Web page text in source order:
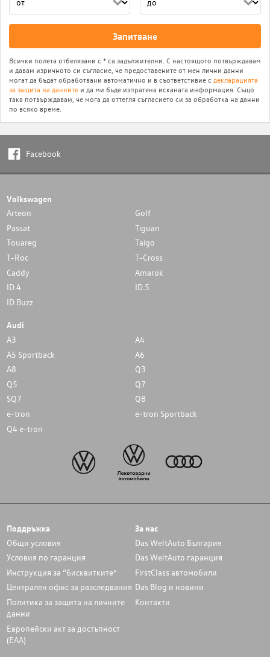
Запитване
Всички полета отбелязани с * са задължителни. С настоящото потвърждавам
и давам изричното си съгласие, че предоставените от мен лични данни
могат да бъдат обработвани автоматично и в съответстивие с декларацията
за защита на данните и да ми бъде изпратена исканата информация. Също
така потвърждавам, че мога да оттегля съгласието си за обработка на данни
по всяко време.
Facebook
Volkswagen
Arteon
Golf
Passat
Tiguan
Touareg
Taigo
T-Roc
T-Cross
Caddy
Amarok
ID.4
ID.5
ID.Buzz
Audi
A3
A4
A5 Sportback
A6
A8
Q3
Q5
Q7
SQ7
Q8
e-tron
e-tron Sportback
Q4 e-tron
Поддръжка
Общи условия
Условия по гаранция
Инструкция за “бисквитките”
Централен офис за разследвания
Политика за защита на личните
данни
Европейски акт за достъпност
(ЕАА)
За нас
Das WeltAuto България
Das WeltAuto гаранция
FirstClass автомобили
Das Blog и новини
Контакти